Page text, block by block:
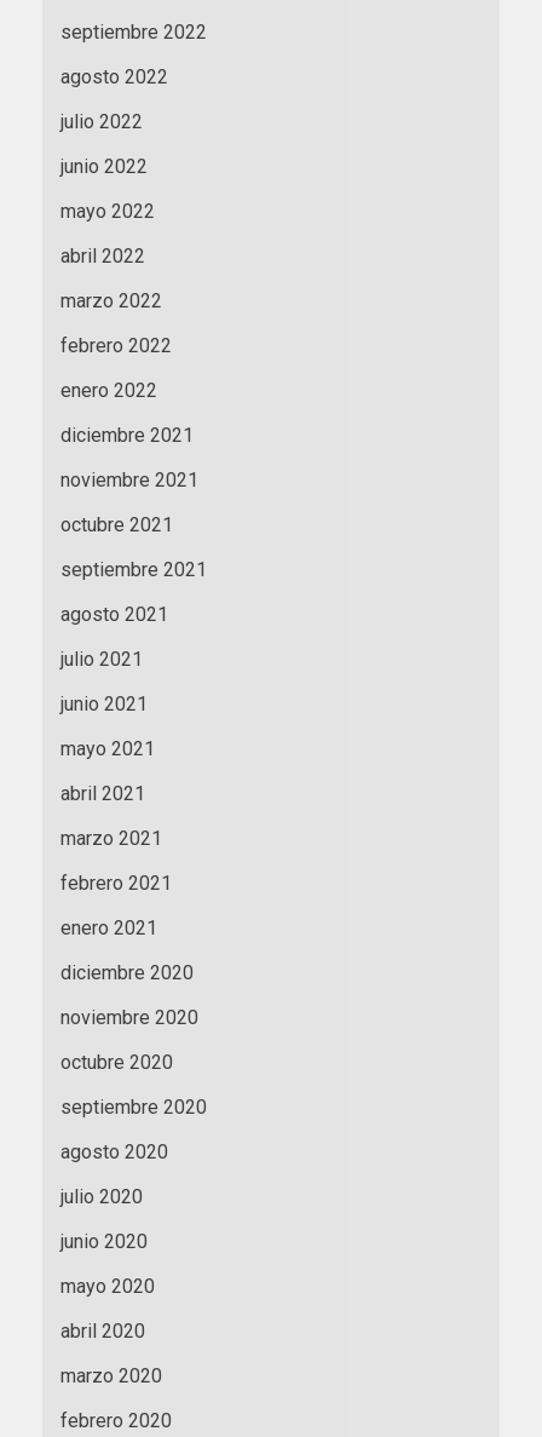
septiembre 2022
agosto 2022
julio 2022
junio 2022
mayo 2022
abril 2022
marzo 2022
febrero 2022
enero 2022
diciembre 2021
noviembre 2021
octubre 2021
septiembre 2021
agosto 2021
julio 2021
junio 2021
mayo 2021
abril 2021
marzo 2021
febrero 2021
enero 2021
diciembre 2020
noviembre 2020
octubre 2020
septiembre 2020
agosto 2020
julio 2020
junio 2020
mayo 2020
abril 2020
marzo 2020
febrero 2020